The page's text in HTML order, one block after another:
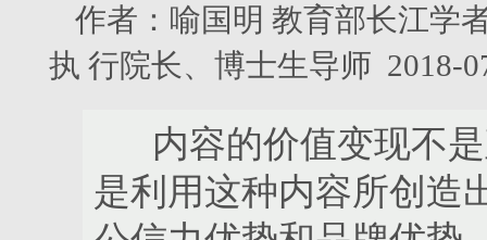
作者： 喻国明 教育部长江学
执 行院长、博士生导师 2018-
内容的价值变现不是
是利用这种内容所创造